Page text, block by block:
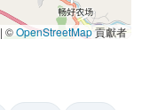
| ©OpenStreetMap貢獻者